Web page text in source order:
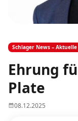
Schlager News –
Ehrung
Plate
08.12.2025